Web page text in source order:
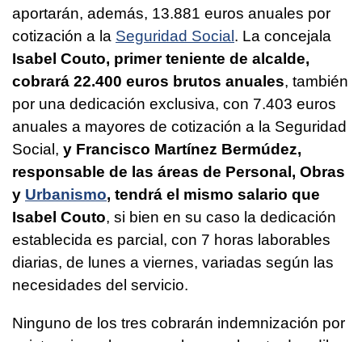
aportarán, además, 13.881 euros anuales por
cotización a la Seguridad Social. La concejala
Isabel Couto, primer teniente de alcalde,
cobrará 22.400 euros brutos anuales, también
por una dedicación exclusiva, con 7.403 euros
anuales a mayores de cotización a la Seguridad
Social, y Francisco Martínez Bermúdez,
responsable de las áreas de Personal, Obras
y Urbanismo, tendrá el mismo salario que
Isabel Couto, si bien en su caso la dedicación
establecida es parcial, con 7 horas laborables
diarias, de lunes a viernes, variadas según las
necesidades del servicio.
Ninguno de los tres cobrarán indemnización por